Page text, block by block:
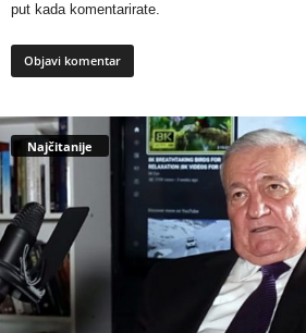
put kada komentarirate.
Najčitanije